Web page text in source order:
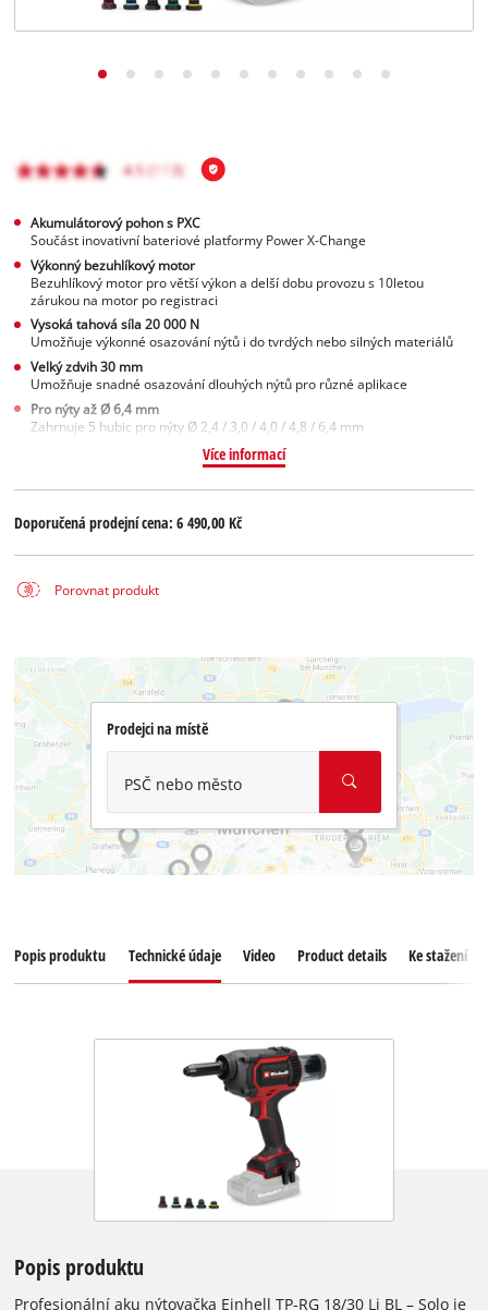
Akumulátorový pohon s PXC
Součást inovativní bateriové platformy Power X-Change
Výkonný bezuhlíkový motor
Bezuhlíkový motor pro větší výkon a delší dobu provozu s 10letou
zárukou na motor po registraci
Vysoká tahová síla 20 000 N
Umožňuje výkonné osazování nýtů i do tvrdých nebo silných materiálů
Velký zdvih 30 mm
Umožňuje snadné osazování dlouhých nýtů pro různé aplikace
Pro nýty až Ø 6,4 mm
Zahrnuje 5 hubic pro nýty Ø 2,4 / 3,0 / 4,0 / 4,8 / 6,4 mm
Více informací
Doporučená prodejní cena:6 490,00 Kč
Porovnat produkt
Prodejci na místě
PSČ nebo město
Popis produktu Technické údaje Video Product details Ke stažení
Popis produktu
Profesionální aku nýtovačka Einhell TP-RG 18/30 Li BL – Solo je